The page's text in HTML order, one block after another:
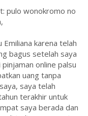
pulo wonokromo no
karena telah
bagus setelah saya
online palsu
uang tanpa
saya telah
terakhir untuk
saya berada dan